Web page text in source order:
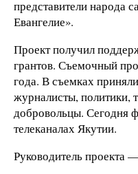
представители народа
Евангелие».
Проект получил
грантов. Съемочный
года. В съемках
журналисты, политики,
добровольцы. Сегодня
телеканалах Якутии.
Руководитель проекта